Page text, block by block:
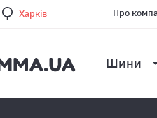
Харкiв Про
Шини